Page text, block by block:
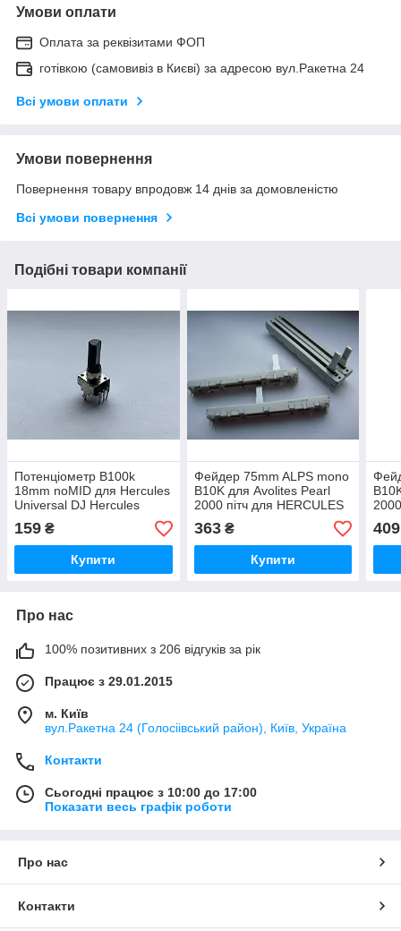
Умови оплати
Оплата за реквізитами ФОП
готівкою (самовивіз в Києві) за адресою вул.Ракетна 24
Всі умови оплати
Умови повернення
Повернення товару впродовж 14 днів за домовленістю
Всі умови повернення
Подібні товари компанії
Потенціометр B100k
18mm noMID для Hercules
Universal DJ Hercules
Inpulse 200 500
159 ₴
Купити
Фейдер 75mm ALPS mono
B10K для Avolites Pearl
2000 пiтч для HERCULES
DJ Console 4-MX 4 MIX
363₴
Купити
DJ
409
Про нас
100% позитивних з 206 відгуків за рік
Працює з 29.01.2015
м. Київ
вул.Ракетна 24 (Голосіівський район), Київ, Україна
Контакти
Сьогодні працює з 10:00 до 17:00
Показати весь графік роботи
Про нас
Контакти